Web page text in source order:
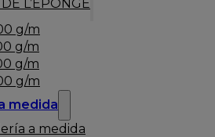
L’ÉPONGE
g/m
g/m
g/m
g/m
medida
a medida